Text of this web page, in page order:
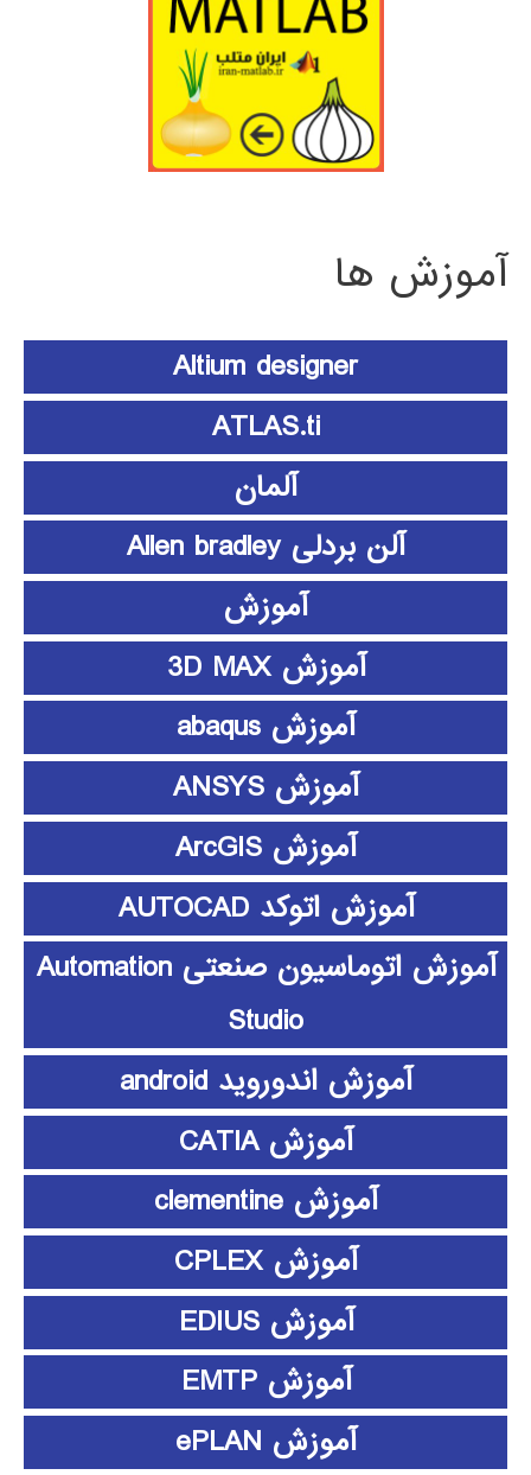
آموزش ها
Altium designer
ATLAS.ti
آلمان
آلن بردلی Allen bradley
آموزش
آموزش 3D MAX
آموزش abaqus
آموزش ANSYS
آموزش ArcGIS
آموزش اتوکد AUTOCAD
آموزش اتوماسیون صنعتی Automation
Studio
آموزش اندوروید android
آموزش CATIA
آموزش clementine
آموزش CPLEX
آموزش EDIUS
آموزش EMTP
آموزش ePLAN